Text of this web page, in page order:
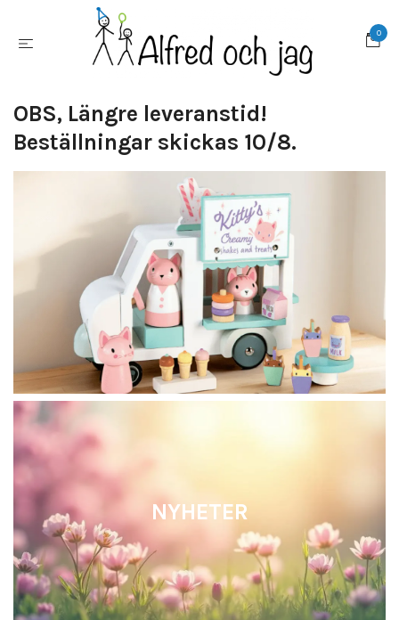
0
OBS, Längre leveranstid!
Beställningar skickas 10/8.
NYHETER